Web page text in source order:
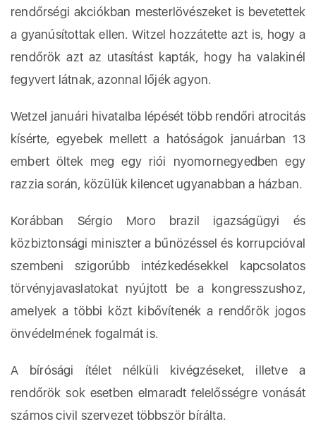
rendőrségi akciókban mesterlövészeket is bevetettek
a gyanúsítottak ellen. Witzel hozzátette azt is, hogy a
rendőrök azt az utasítást kapták, hogy ha valakinél
fegyvert látnak, azonnal lőjék agyon.
Wetzel januári hivatalba lépését több rendőri atrocitás
kísérte, egyebek mellett a hatóságok januárban 13
embert öltek meg egy riói nyomornegyedben egy
razzia során, közülük kilencet ugyanabban a házban.
Korábban Sérgio Moro brazil igazságügyi és
közbiztonsági miniszter a bűnözéssel és korrupcióval
szembeni szigorúbb intézkedésekkel kapcsolatos
törvényjavaslatokat nyújtott be a kongresszushoz,
amelyek a többi közt kibővítenék a rendőrök jogos
önvédelmének fogalmát is.
A bírósági ítélet nélküli kivégzéseket, illetve a
rendőrök sok esetben elmaradt felelősségre vonását
számos civil szervezet többször bírálta.